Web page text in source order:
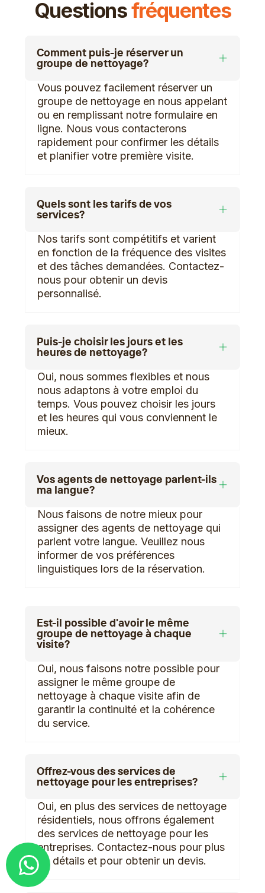
Questionsfréquentes
Comment puis-je réserver un
groupe de nettoyage?
Vous pouvez facilement réserver un
groupe de nettoyage en nous appelant
ou en remplissant notre formulaire en
ligne. Nous vous contacterons
rapidement pour confirmer les détails
et planifier votre première visite.
Quels sont les tarifs de vos
services?
Nos tarifs sont compétitifs et varient
en fonction de la fréquence des visites
et des tâches demandées. Contactez-
nous pour obtenir un devis
personnalisé.
Puis-je choisir les jours et les
heures de nettoyage?
Oui, nous sommes flexibles et nous
nous adaptons à votre emploi du
temps. Vous pouvez choisir les jours
et les heures qui vous conviennent le
mieux.
Vos agents de nettoyage parlent-ils
ma langue?
Nous faisons de notre mieux pour
assigner des agents de nettoyage qui
parlent votre langue. Veuillez nous
informer de vos préférences
linguistiques lors de la réservation.
Est-il possible d'avoir le même
groupe de nettoyage à chaque
visite?
Oui, nous faisons notre possible pour
assigner le même groupe de
nettoyage à chaque visite afin de
garantir la continuité et la cohérence
du service.
Offrez-vous des services de
nettoyage pour les entreprises?
Oui, en plus des services de nettoyage
résidentiels, nous offrons également
des services de nettoyage pour les
entreprises. Contactez-nous pour plus
de détails et pour obtenir un devis.
Demander un devis